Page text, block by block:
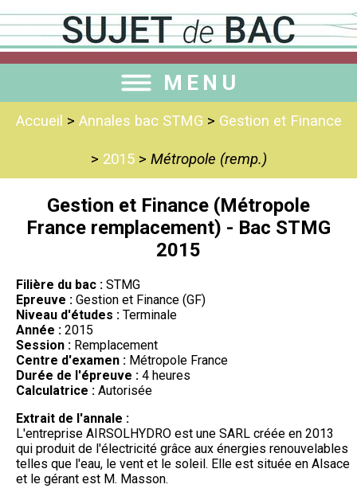
MENU
Accueil > Annales bac STMG > Gestion et Finance
> 2015> Métropole (remp.)
Gestion et Finance (Métropole
France remplacement) - Bac STMG
2015
Filière du bac : STMG
Epreuve : Gestion et Finance (GF)
Niveau d'études : Terminale
Année : 2015
Session : Remplacement
Centre d'examen : Métropole France
Durée de l'épreuve : 4 heures
Calculatrice : Autorisée
Extrait de l'annale :
L'entreprise AIRSOLHYDRO est une SARL créée en 2013
qui produit de l'électricité grâce aux énergies renouvelables
telles que l'eau, le vent et le soleil. Elle est située en Alsace
et le gérant est M. Masson.